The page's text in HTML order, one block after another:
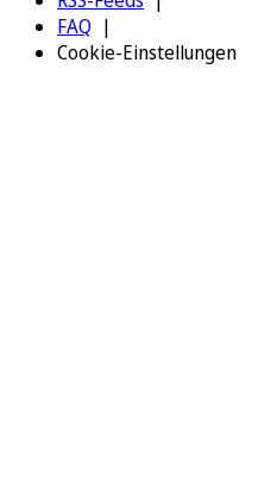
FAQ
Cookie-Einstellungen